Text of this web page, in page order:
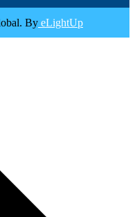
By eLightUp